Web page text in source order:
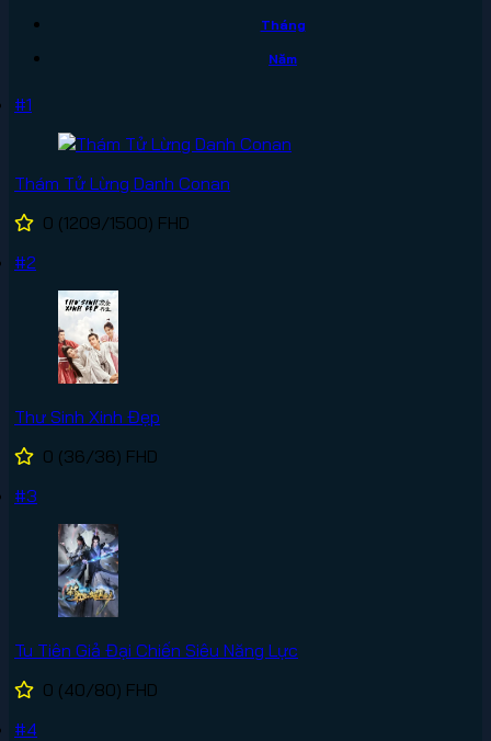
Tháng
Năm
#1
Thám Tử Lừng Danh Conan
0 (1209/1500) FHD
#2
Thư Sinh Xinh Đẹp
0 (36/36) FHD
#3
Tu Tiên Giả Đại Chiến Siêu Năng Lực
0 (40/80) FHD
#4